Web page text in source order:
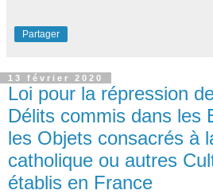
Partager
13 février 2020
Loi pour la répression
Délits commis dans les
les Objets consacrés à
catholique ou autres
établis en France